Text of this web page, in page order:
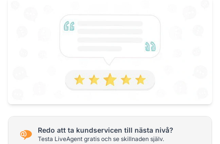
Redo att ta kundservicen till nästa nivå?
Testa LiveAgent gratis och se skillnaden själv.